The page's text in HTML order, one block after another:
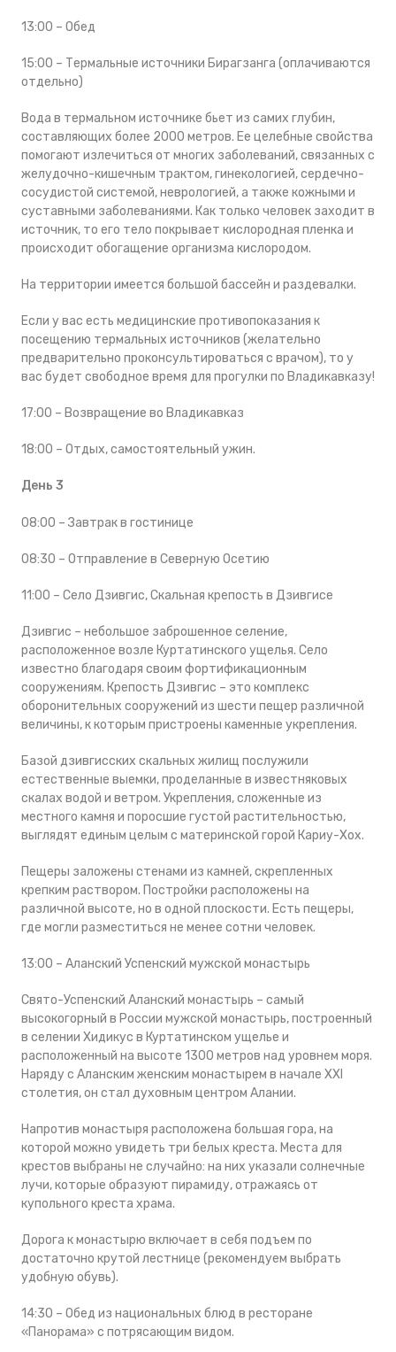
13:00 – Обед
15:00 – Термальные источники Бирагзанга (оплачиваются
отдельно)
Вода в термальном источнике бьет из самих глубин,
составляющих более 2000 метров. Ее целебные свойства
помогают излечиться от многих заболеваний, связанных с
желудочно-кишечным трактом, гинекологией, сердечно-
сосудистой системой, неврологией, а также кожными и
суставными заболеваниями. Как только человек заходит в
источник, то его тело покрывает кислородная пленка и
происходит обогащение организма кислородом.
На территории имеется большой бассейн и раздевалки.
Если у вас есть медицинские противопоказания к
посещению термальных источников (желательно
предварительно проконсультироваться с врачом), то у
вас будет свободное время для прогулки по Владикавказу!
17:00 – Возвращение во Владикавказ
18:00 – Отдых, самостоятельный ужин.
День 3
08:00 – Завтрак в гостинице
08:30 – Отправление в Северную Осетию
11:00 – Село Дзивгис, Скальная крепость в Дзивгисе
Дзивгис – небольшое заброшенное селение,
расположенное возле Куртатинского ущелья. Село
известно благодаря своим фортификационным
сооружениям. Крепость Дзивгис – это комплекс
оборонительных сооружений из шести пещер различной
величины, к которым пристроены каменные укрепления.
Базой дзивгисских скальных жилищ послужили
естественные выемки, проделанные в известняковых
скалах водой и ветром. Укрепления, сложенные из
местного камня и поросшие густой растительностью,
выглядят единым целым с материнской горой Кариу-Хох.
Пещеры заложены стенами из камней, скрепленных
крепким раствором. Постройки расположены на
различной высоте, но в одной плоскости. Есть пещеры,
где могли разместиться не менее сотни человек.
13:00 – Аланский Успенский мужской монастырь
Свято-Успенский Аланский монастырь – самый
высокогорный в России мужской монастырь, построенный
в селении Хидикус в Куртатинском ущелье и
расположенный на высоте 1300 метров над уровнем моря.
Наряду с Аланским женским монастырем в начале XXI
столетия, он стал духовным центром Алании.
Напротив монастыря расположена большая гора, на
которой можно увидеть три белых креста. Места для
крестов выбраны не случайно: на них указали солнечные
лучи, которые образуют пирамиду, отражаясь от
купольного креста храма.
Дорога к монастырю включает в себя подъем по
достаточно крутой лестнице (рекомендуем выбрать
удобную обувь).
14:30 – Обед из национальных блюд в ресторане
«Панорама» с потрясающим видом.